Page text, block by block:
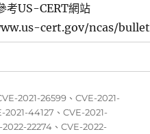
考US-CERT網站
cert.gov/ncas/
2021-26599 、CVE-2021-
2021-44127 、CVE-2021-
2022-22274 、CVE-2022-